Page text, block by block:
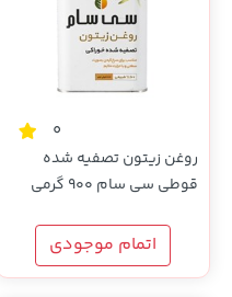
0
روغن زیتون تصفیه شده
قوطی سی سام 900 گرمی
اتمام موجودی